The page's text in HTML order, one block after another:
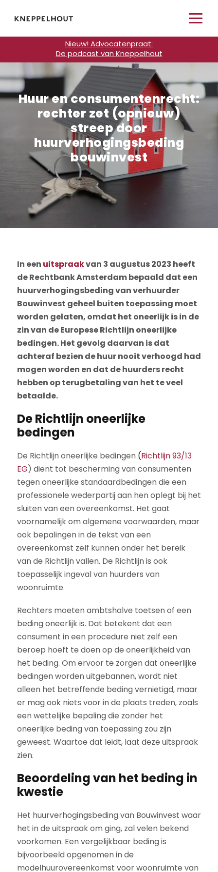
Nieuw! Advocatenpraat:
De podcast van Kneppelhout
Huur en consumentenrecht:
rechter zet (opnieuw)
streep door
huurverhogingsbeding
bouwinvest
In een uitspraakvan 3 augustus 2023 heeft
de Rechtbank Amsterdam bepaald dat een
huurverhogingsbeding van verhuurder
Bouwinvest geheel buiten toepassing moet
worden gelaten, omdat het oneerlijk is in de
zin van de Europese Richtlijn oneerlijke
bedingen. Het gevolg daarvan is dat
achteraf bezien de huur nooit verhoogd had
mogen worden en dat de huurders recht
hebben op terugbetaling van het te veel
betaalde.
De Richtlijn oneerlijke
bedingen
De Richtlijn oneerlijke bedingen (Richtlijn 93/13
EG) dient tot bescherming van consumenten
tegen oneerlijke standaardbedingen die een
professionele wederpartij aan hen oplegt bij het
sluiten van een overeenkomst. Het gaat
voornamelijk om algemene voorwaarden, maar
ook bepalingen in de tekst van een
overeenkomst zelf kunnen onder het bereik
van de Richtlijn vallen. De Richtlijn is ook
toepasselijk ingeval van huurders van
woonruimte.
Rechters moeten ambtshalve toetsen of een
beding oneerlijk is. Dat betekent dat een
consument in een procedure niet zelf een
beroep hoeft te doen op de oneerlijkheid van
het beding. Om ervoor te zorgen dat oneerlijke
bedingen worden uitgebannen, wordt niet
alleen het betreffende beding vernietigd, maar
er mag ook niets voor in de plaats treden, zoals
een wettelijke bepaling die zonder het
oneerlijke beding van toepassing zou zijn
geweest. Waartoe dat leidt, laat deze uitspraak
zien.
Beoordeling van het beding in
kwestie
Het huurverhogingsbeding van Bouwinvest waar
het in de uitspraak om ging, zal velen bekend
voorkomen. Een vergelijkbaar beding is
bijvoorbeeld opgenomen in de
modelhuurovereenkomst voor woonruimte van